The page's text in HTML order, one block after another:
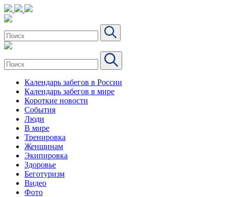
Календарь забегов в России
Календарь забегов в мире
Короткие новости
События
Люди
В мире
Тренировка
Женщинам
Экипировка
Здоровье
Беготуризм
Видео
Фото